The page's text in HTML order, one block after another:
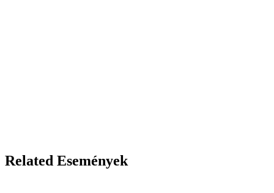
Related Események